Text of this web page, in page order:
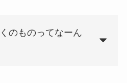
のものってなーん